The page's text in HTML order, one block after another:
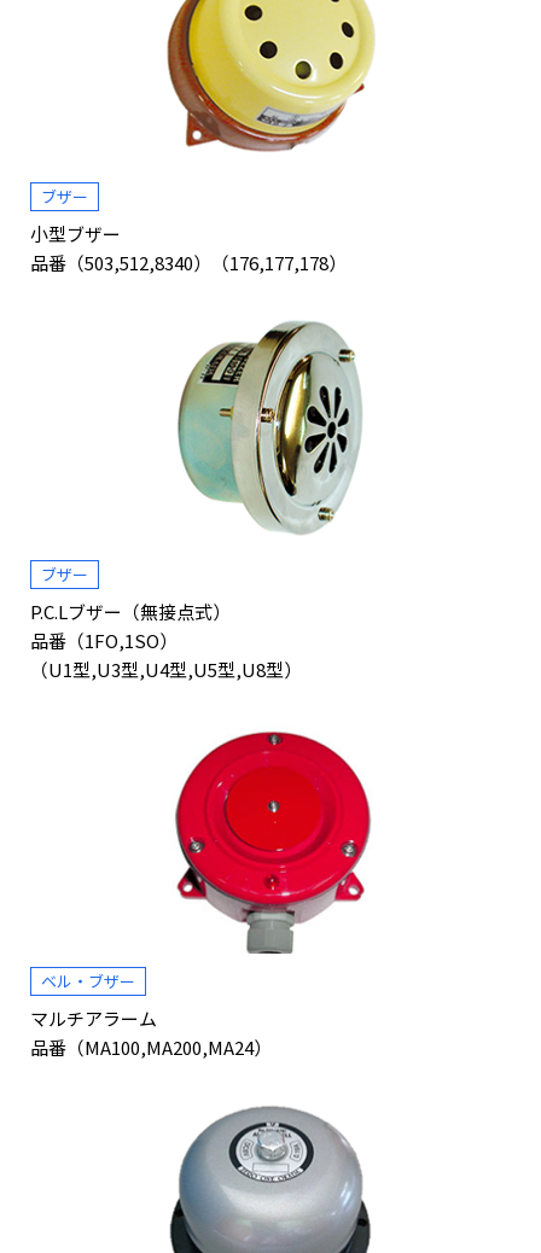
ブザー
小型ブザー
品番（503,512,8340）（176,177,178）
ブザー
P.C.Lブザー（無接点式）
品番（1FO,1SO）
（U1型,U3型,U4型,U5型,U8型）
ベル・ブザー
マルチアラーム
品番（MA100,MA200,MA24）